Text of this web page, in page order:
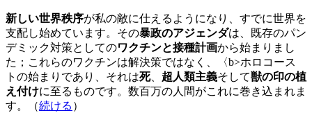
新しい世界秩序が私の敵に仕えるようになり、すでに世界を
支配し始めています。その暴政のアジェンダは、既存のパン
デミック対策としてのワクチンと接種計画から始まりまし
た；これらのワクチンは解決策ではなく、〈b>ホロコース
トの始まりであり、それは死、 超人類主義そして獣の印の植
え付けに至るものです。数百万の人間がこれに巻き込まれま
す。（続ける ）